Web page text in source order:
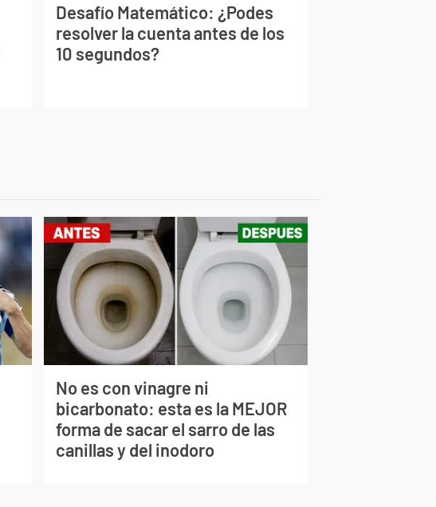
Desafío Matemático: ¿Podes
resolver la cuenta antes de los
10 segundos?
No es con vinagre ni
bicarbonato: esta es la MEJOR
forma de sacar el sarro de las
canillas y del inodoro